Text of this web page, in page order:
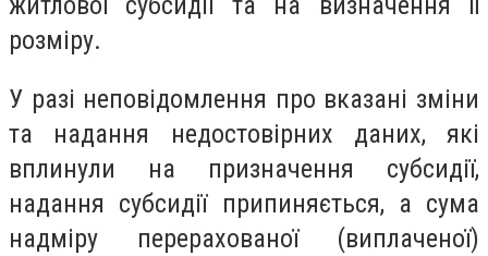
розміру.
У разі неповідомлення про вказані зміни
та надання недостовірних даних, які
вплинули на призначення субсидії,
надання субсидії припиняється, а сума
надміру перерахованої (виплаченої)